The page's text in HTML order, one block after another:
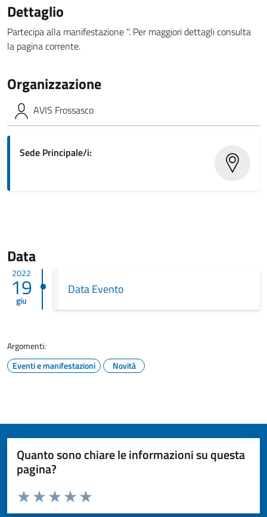
Dettaglio
Partecipa alla manifestazione ''. Per maggiori dettagli consulta
la pagina corrente.
Organizzazione
AVIS Frossasco
Sede Principale/i:
Data
2022
19
giu
Data Evento
Argomenti:
Eventi e manifestazioni
Novità
Quanto sono chiare le informazioni su questa
pagina?
Valuta da 1 a 5 stelle la pagina
Valuta 5 stelle su 5
Valuta 4 stelle su 5
Valuta 3 stelle su 5
Valuta 2 stelle su 5
Valuta 1 stelle su 5